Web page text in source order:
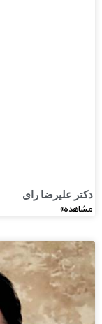
دکتر علیرضا رای
مشاهده»